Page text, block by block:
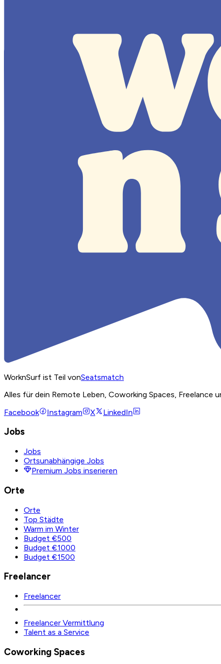
WorknSurf ist Teil vonSeatsmatch
Alles für dein Remote Leben, Coworking Spaces, Freelance
Facebook
Instagram X LinkedIn
Jobs
Jobs
Ortsunabhängige Jobs
Premium Jobs inserieren
Orte
Orte
Top Städte
Warm im Winter
Budget €500
Budget €1000
Budget €1500
Freelancer
Freelancer
Freelancer Vermittlung
Talent as a Service
Coworking Spaces